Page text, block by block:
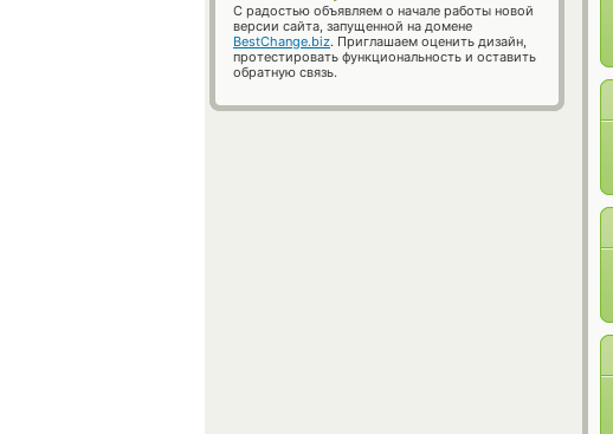
С радостью объявляем о начале работы новой
версии сайта, запущенной на домене
BestChange.biz. Приглашаем оценить дизайн,
протестировать функциональность и оставить
обратную связь.